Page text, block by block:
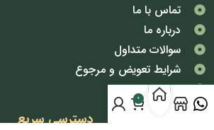
تماس با ما
درباره ما
سوالات متداول
شرایط تعویض و مرجوع
قوانین و مقررات
دسترسی سریع
0